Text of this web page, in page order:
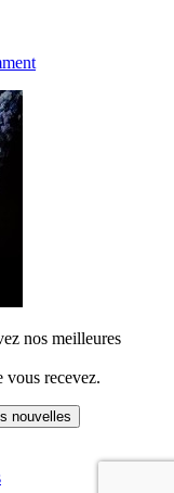
nos meilleures
recevez.